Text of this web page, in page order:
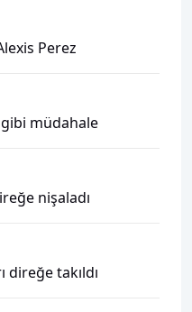
Perez
müdahale
nişaladı
direğe takıldı